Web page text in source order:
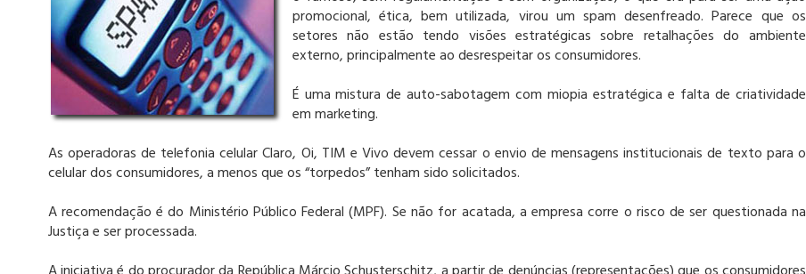
promocional, ética, bem utilizada, virou um spam desenfreado. Parece que os
setores não estão tendo visões estratégicas sobre retalhações do ambiente
externo, principalmente ao desrespeitar os consumidores.
É uma mistura de auto-sabotagem com miopia estratégica e falta de criatividade
em marketing.
As operadoras de telefonia celular Claro, Oi, TIM e Vivo devem cessar o envio de mensagens institucionais de texto para o
celular dos consumidores, a menos que os “torpedos” tenham sido solicitados.
A recomendação é do Ministério Público Federal (MPF). Se não for acatada, a empresa corre o risco de ser questionada na
Justiça e ser processada.